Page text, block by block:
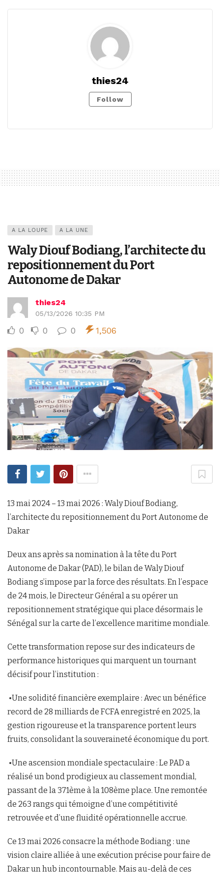
thies24
Follow
A LA LOUPE A LA UNE
Waly Diouf Bodiang, l’architecte du
repositionnement du Port
Autonome de Dakar
thies24
05/13/2026 10:35 PM
0 0 0 1,506
13 mai 2024 – 13 mai 2026 : Waly Diouf Bodiang,
l’architecte du repositionnement du Port Autonome de
Dakar
Deux ans après sa nomination à la tête du Port
Autonome de Dakar (PAD), le bilan de Waly Diouf
Bodiang s’impose par la force des résultats. En l’espace
de 24 mois, le Directeur Général a su opérer un
repositionnement stratégique qui place désormais le
Sénégal sur la carte de l’excellence maritime mondiale.
Cette transformation repose sur des indicateurs de
performance historiques qui marquent un tournant
décisif pour l’institution :
•Une solidité financière exemplaire : Avec un bénéfice
record de 28 milliards de FCFA enregistré en 2025, la
gestion rigoureuse et la transparence portent leurs
fruits, consolidant la souveraineté économique du port.
•Une ascension mondiale spectaculaire : Le PAD a
réalisé un bond prodigieux au classement mondial,
passant de la 371ème à la 108ème place. Une remontée
de 263 rangs qui témoigne d’une compétitivité
retrouvée et d’une fluidité opérationnelle accrue.
Ce 13 mai 2026 consacre la méthode Bodiang : une
vision claire alliée à une exécution précise pour faire de
Dakar un hub incontournable. Mais au-delà de ces